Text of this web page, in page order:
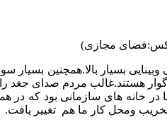
مجازی)
بسیار بالا.همچنین
خانه های سازمانی بود که در
ومحل کار ما هم تغییر یافت.